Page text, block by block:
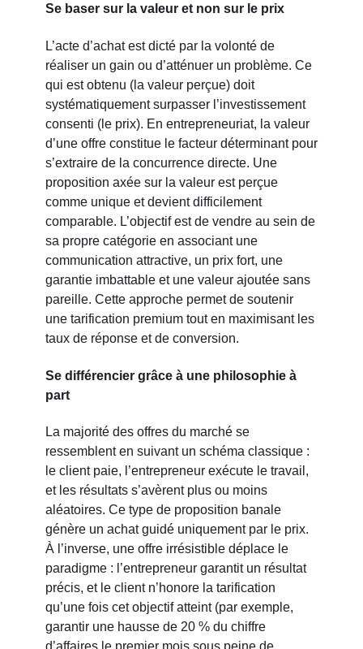
Se baser sur la valeur et non sur le prix
L’acte d’achat est dicté par la volonté de
réaliser un gain ou d’atténuer un problème. Ce
qui est obtenu (la valeur perçue) doit
systématiquement surpasser l’investissement
consenti (le prix). En entrepreneuriat, la valeur
d’une offre constitue le facteur déterminant pour
s’extraire de la concurrence directe. Une
proposition axée sur la valeur est perçue
comme unique et devient difficilement
comparable. L’objectif est de vendre au sein de
sa propre catégorie en associant une
communication attractive, un prix fort, une
garantie imbattable et une valeur ajoutée sans
pareille. Cette approche permet de soutenir
une tarification premium tout en maximisant les
taux de réponse et de conversion.
Se différencier grâce à une philosophie à
part
La majorité des offres du marché se
ressemblent en suivant un schéma classique :
le client paie, l’entrepreneur exécute le travail,
et les résultats s’avèrent plus ou moins
aléatoires. Ce type de proposition banale
génère un achat guidé uniquement par le prix.
À l’inverse, une offre irrésistible déplace le
paradigme : l’entrepreneur garantit un résultat
précis, et le client n’honore la tarification
qu’une fois cet objectif atteint (par exemple,
garantir une hausse de 20 % du chiffre
d’affaires le premier mois sous peine de